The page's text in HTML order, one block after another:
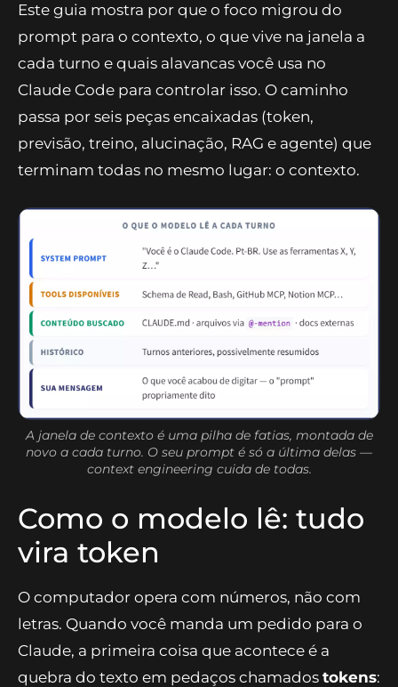
Este guia mostra por que o foco migrou do
prompt para o contexto, o que vive na janela a
cada turno e quais alavancas você usa no
Claude Code para controlar isso. O caminho
passa por seis peças encaixadas (token,
previsão, treino, alucinação, RAG e agente) que
terminam todas no mesmo lugar: o contexto.
A janela de contexto é uma pilha de fatias, montada de
novo a cada turno. O seu prompt é só a última delas —
context engineering cuida de todas.
Como o modelo lê: tudo
vira token
O computador opera com números, não com
letras. Quando você manda um pedido para o
Claude, a primeira coisa que acontece é a
quebra do texto em pedaços chamados tokens: